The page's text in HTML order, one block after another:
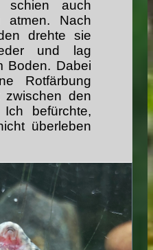
schien auch
Nach
drehte sie
und lag
Boden. Dabei
Rotfärbung
den
befürchte,
überleben